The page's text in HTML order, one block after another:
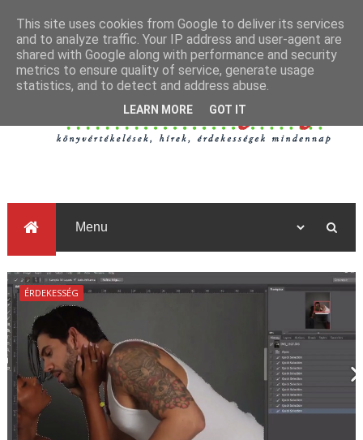
ÉRDEKESSÉG
This site uses cookies from Google to deliver its services
and to analyze traffic. Your IP address and user-agent are
shared with Google along with performance and security
metrics to ensure quality of service, generate usage
statistics, and to detect and address abuse.
LEARN MORE GOT IT